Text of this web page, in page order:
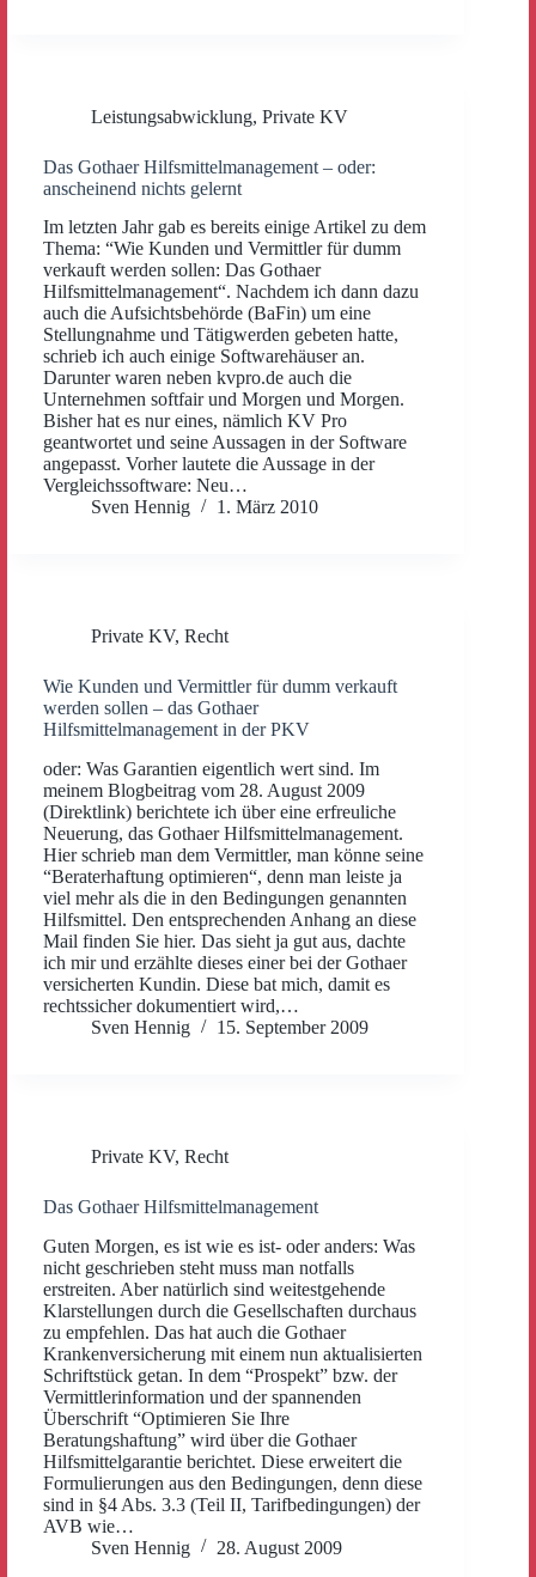
Leistungsabwicklung, Private KV
Das Gothaer Hilfsmittelmanagement – oder:
anscheinend nichts gelernt
Im letzten Jahr gab es bereits einige Artikel zu dem
Thema: “Wie Kunden und Vermittler für dumm
verkauft werden sollen: Das Gothaer
Hilfsmittelmanagement“. Nachdem ich dann dazu
auch die Aufsichtsbehörde (BaFin) um eine
Stellungnahme und Tätigwerden gebeten hatte,
schrieb ich auch einige Softwarehäuser an.
Darunter waren neben kvpro.de auch die
Unternehmen softfair und Morgen und Morgen.
Bisher hat es nur eines, nämlich KV Pro
geantwortet und seine Aussagen in der Software
angepasst. Vorher lautete die Aussage in der
Vergleichssoftware: Neu…
Sven Hennig
1. März 2010
Private KV, Recht
Wie Kunden und Vermittler für dumm verkauft
werden sollen – das Gothaer
Hilfsmittelmanagement in der PKV
oder: Was Garantien eigentlich wert sind. Im
meinem Blogbeitrag vom 28. August 2009
(Direktlink) berichtete ich über eine erfreuliche
Neuerung, das Gothaer Hilfsmittelmanagement.
Hier schrieb man dem Vermittler, man könne seine
“Beraterhaftung optimieren“, denn man leiste ja
viel mehr als die in den Bedingungen genannten
Hilfsmittel. Den entsprechenden Anhang an diese
Mail finden Sie hier. Das sieht ja gut aus, dachte
ich mir und erzählte dieses einer bei der Gothaer
versicherten Kundin. Diese bat mich, damit es
rechtssicher dokumentiert wird,…
Sven Hennig
15. September 2009
Private KV, Recht
Das Gothaer Hilfsmittelmanagement
Guten Morgen, es ist wie es ist- oder anders: Was
nicht geschrieben steht muss man notfalls
erstreiten. Aber natürlich sind weitestgehende
Klarstellungen durch die Gesellschaften durchaus
zu empfehlen. Das hat auch die Gothaer
Krankenversicherung mit einem nun aktualisierten
Schriftstück getan. In dem “Prospekt” bzw. der
Vermittlerinformation und der spannenden
Überschrift “Optimieren Sie Ihre
Beratungshaftung” wird über die Gothaer
Hilfsmittelgarantie berichtet. Diese erweitert die
Formulierungen aus den Bedingungen, denn diese
sind in §4 Abs. 3.3 (Teil II, Tarifbedingungen) der
AVB wie…
Sven Hennig
28. August 2009